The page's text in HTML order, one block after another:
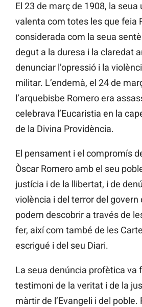
El 23 de març de 1908, la
valenta com totes les que feia
considerada com la seua
degut a la duresa i la claredat
denunciar l’opressió i la
militar. L’endemà, el 24 de
l’arquebisbe Romero era
celebrava l’Eucaristia en la
de la Divina Providència.
El pensament i el compromís
Òscar Romero amb el seu
justícia i de la llibertat, i de
violència i del terror del govern
podem descobrir a través de
fer, així com també de les
escrigué i del seu Diari.
La seua denúncia profètica va
testimoni de la veritat i de la
màrtir de l’Evangeli i del poble.